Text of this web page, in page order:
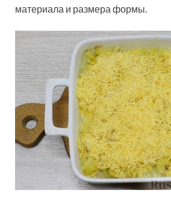
материала и размера формы.